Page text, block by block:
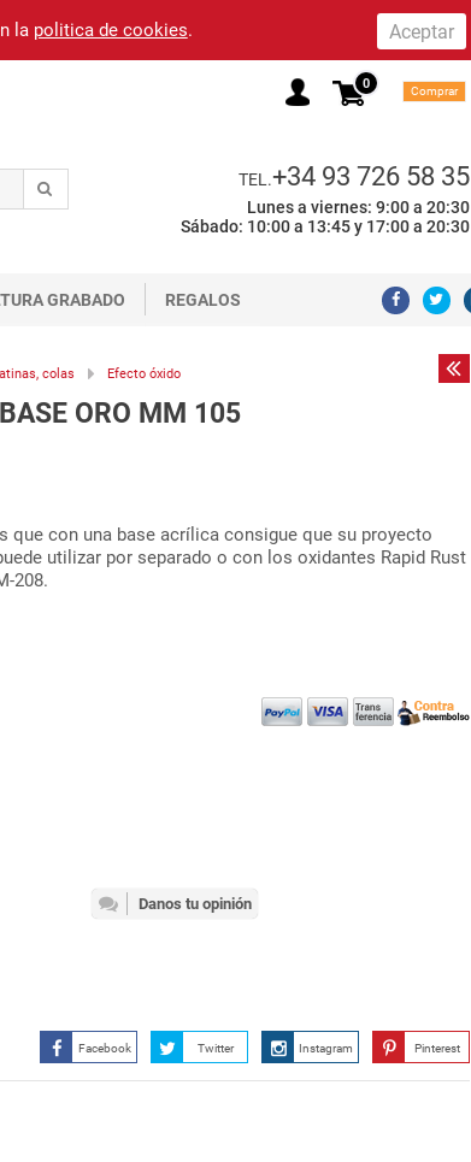
la politica de cookies.
0 Comprar
TEL.+34 93 726 58 35
Lunes a viernes: 9:00 a 20:30
Sábado: 10:00 a 13:45 y 17:00 a 20:30
GRABADO REGALOS
colas Efecto óxido
ORO MM 105
que con una base acrílica consigue que su proyecto
utilizar por separado o con los oxidantes Rapid Rust
208.
Danos tu opinión
Facebook Twitter Instagram Pinterest